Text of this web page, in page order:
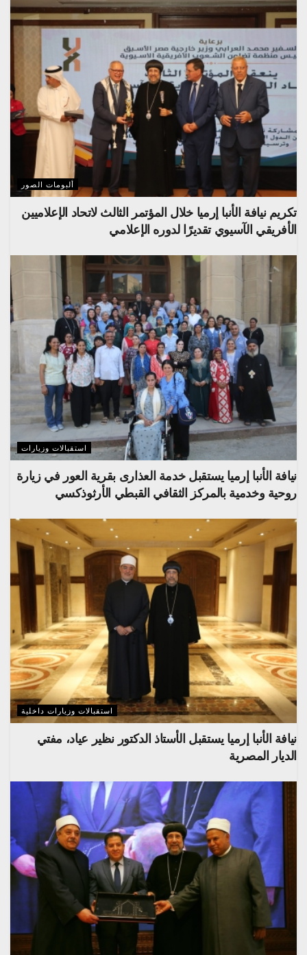
ألبومات الصور
تكريم نيافة الأنبا إرميا خلال المؤتمر الثالث لاتحاد الإعلاميين
الأفريقي الآسيوي تقديرًا لدوره الإعلامي
استقبالات وزيارات
نيافة الأنبا إرميا يستقبل خدمة العذارى بقرية العور في زيارة
روحية وخدمية بالمركز الثقافي القبطي الأرثوذكسي
استقبالات وزيارات داخلية
نيافة الأنبا إرميا يستقبل الأستاذ الدكتور نظير عياد، مفتي
الديار المصرية